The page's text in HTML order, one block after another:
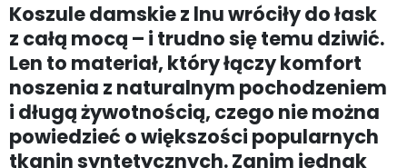
Koszule damskie z lnu wróciły do łask
z całą mocą – i trudno się temu dziwić.
Len to materiał, który łączy komfort
noszenia z naturalnym pochodzeniem
i długą żywotnością, czego nie można
powiedzieć o większości popularnych
tkanin syntetycznych. Zanim jednak